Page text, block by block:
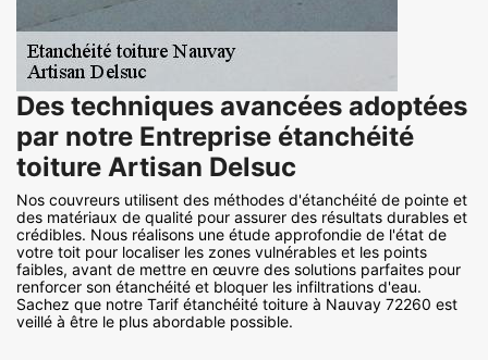
Des techniques avancées adoptées
par notre Entreprise étanchéité
toiture Artisan Delsuc
Nos couvreurs utilisent des méthodes d'étanchéité de pointe et
des matériaux de qualité pour assurer des résultats durables et
crédibles. Nous réalisons une étude approfondie de l'état de
votre toit pour localiser les zones vulnérables et les points
faibles, avant de mettre en œuvre des solutions parfaites pour
renforcer son étanchéité et bloquer les infiltrations d'eau.
Sachez que notre Tarif étanchéité toiture à Nauvay 72260 est
veillé à être le plus abordable possible.